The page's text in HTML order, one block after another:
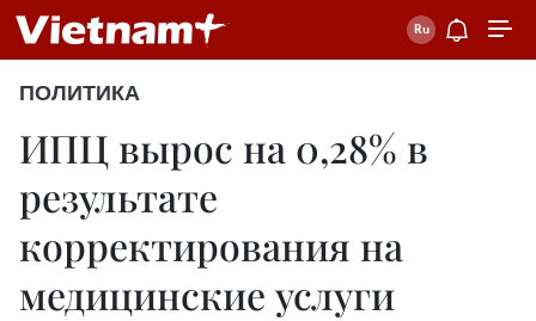
ПОЛИТИКА
ИПЦ вырос на 0,28% в
результате
корректирования на
медицинские услуги